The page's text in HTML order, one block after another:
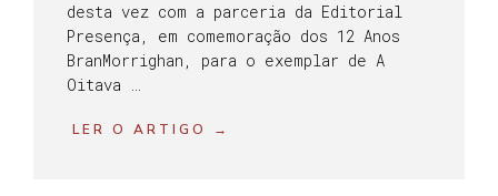
desta vez com a parceria da Editorial
Presença, em comemoração dos 12 Anos
BranMorrighan, para o exemplar de A
Oitava …
LER O ARTIGO →